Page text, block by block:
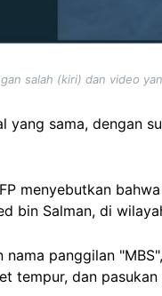
salah (kiri) dan video
yang sama, dengan
menyebutkan
bin Salman, di
panggilan
tempur, dan